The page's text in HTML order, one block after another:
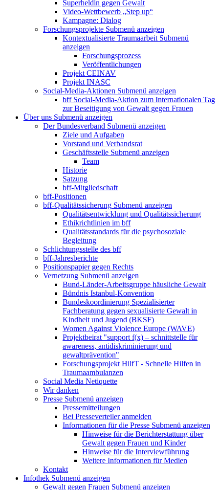
Superheldin gegen Gewalt
Video-Wettbewerb „Step up“
Kampagne: Dialog
Forschungsprojekte Submenü anzeigen
Kontextualisierte Traumaarbeit Submenü
anzeigen
Forschungsprozess
Veröffentlichungen
Projekt CEINAV
Projekt INASC
Social-Media-Aktionen Submenü anzeigen
bff Social-Media-Aktion zum Internationalen Tag
zur Beseitigung von Gewalt gegen Frauen
Über uns Submenü anzeigen
Der Bundesverband Submenü anzeigen
Ziele und Aufgaben
Vorstand und Verbandsrat
Geschäftsstelle Submenü anzeigen
Team
Historie
Satzung
bff-Mitgliedschaft
bff-Positionen
bff-Qualitätssicherung Submenü anzeigen
Qualitätsentwicklung und Qualitätssicherung
Ethikrichtlinien im bff
Qualitätsstandards für die psychosoziale
Begleitung
Schlichtungsstelle des bff
bff-Jahresberichte
Positionspapier gegen Rechts
Vernetzung Submenü anzeigen
Bund-Länder-Arbeitsgruppe häusliche Gewalt
Bündnis Istanbul-Konvention
Bundeskoordinierung Spezialisierter
Fachberatung gegen sexualisierte Gewalt in
Kindheit und Jugend (BKSF)
Women Against Violence Europe (WAVE)
Projektbeirat "support f(x) – schnittstelle für
awareness, antidiskriminierung und
gewaltprävention"
Forschungsprojekt HilfT - Schnelle Hilfen in
Traumaambulanzen
Social Media Netiquette
Wir danken
Presse Submenü anzeigen
Pressemitteilungen
Bei Presseverteiler anmelden
Informationen für die Presse Submenü anzeigen
Hinweise für die Berichterstattung über
Gewalt gegen Frauen und Kinder
Hinweise für die Interviewführung
Weitere Informationen für Medien
Kontakt
Infothek Submenü anzeigen
Gewalt gegen Frauen Submenü anzeigen